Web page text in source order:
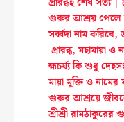
গুরুর আশ্রয় পেলে
সর্ব্বদা নাম
প্রারব্ধ, মহামায়া
হ্মচর্য্য কি শুধু
মায়া মুক্তি ও
গুরুর আশ্রয়ে
শ্রীশ্রী